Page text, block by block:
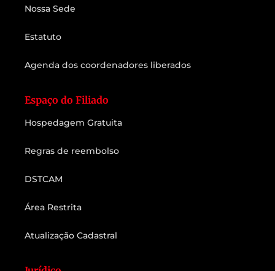
Nossa Sede
Estatuto
Agenda dos coordenadores liberados
Espaço do Filiado
Hospedagem Gratuita
Regras de reembolso
DSTCAM
Área Restrita
Atualização Cadastral